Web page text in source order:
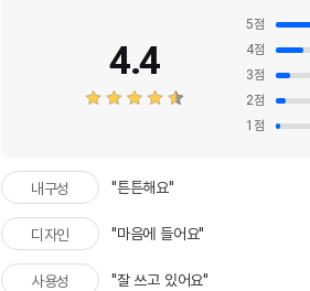
4.4
5점
4점
3점
2점
1 점
내구성 "튼튼해요"
디자인 "마음에 들어요"
사용성 "잘 쓰고 있어요"